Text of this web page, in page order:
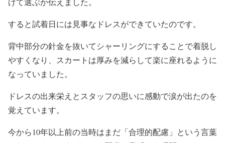
すると試着日には見事なドレスができていたのです。
背中部分の針金を抜いてシャーリングにすることで着脱し
やすくなり、スカートは厚みを減らして楽に座れるように
なっていました。
ドレスの出来栄えとスタッフの思いに感動で涙が出たのを
覚えています。
今から10年以上前の当時はまだ「合理的配慮」という言葉